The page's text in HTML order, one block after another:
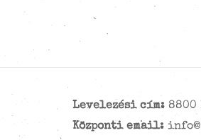
Levelezési cím: 8800
Központi email: